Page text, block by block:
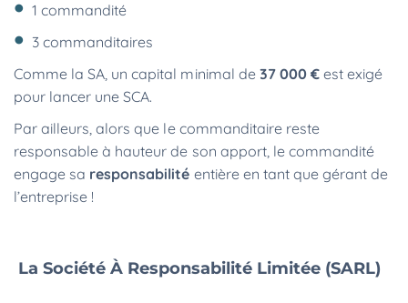
1 commandité
3 commanditaires
Comme la SA, un capital minimal de 37 000 €est exigé
pour lancer une SCA.
Par ailleurs, alors que le commanditaire reste
responsable à hauteur de son apport, le commandité
engage sa responsabilité entière en tant que gérant de
l’entreprise !
La Société À Responsabilité Limitée (SARL)